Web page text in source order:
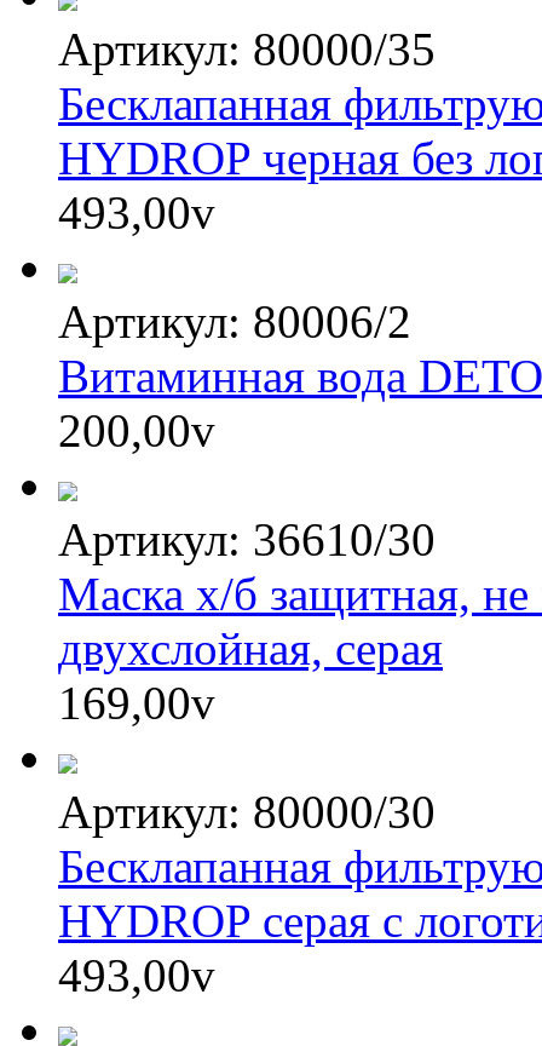
Артикул: 80000/35
Бесклапанная
HYDROP черная без
493,00v
Артикул: 80006/2
Витаминная вода
200,00v
Артикул: 36610/30
Маска х/б защитная, не
двухслойная, серая
169,00v
Артикул: 80000/30
Бесклапанная
HYDROP серая с
493,00v